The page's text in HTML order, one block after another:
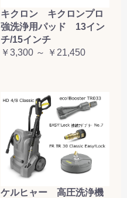
キクロン キクロンプロ
強洗浄用パッド 13イン
チ/15インチ
￥3,300 ～ ￥21,450
ケルヒャー 高圧洗浄機